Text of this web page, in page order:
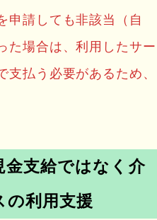
申請しても非該当（自
た場合は、利用したサー
支払う必要があるため、
金支給ではなく介
の利用支援